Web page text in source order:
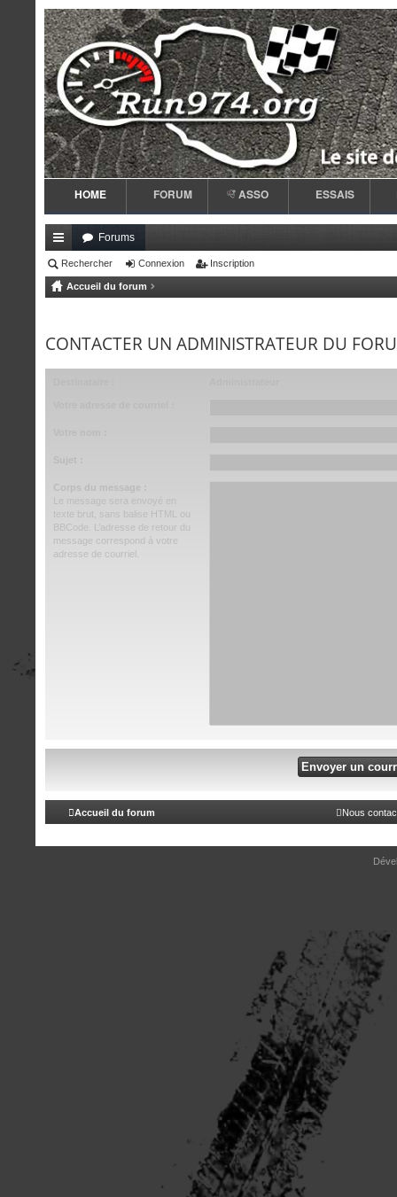
HOME FORUM ASSO ESSAIS
ac
co
ci
s
Forums
Rechercher Connexion Inscription
Accueil du forum
CONTACTER UN ADMINISTRATEUR DU
Corps du message :
Le message sera envoyé en
texte brut, sans balise HTML ou
BBCode. L’adresse de retour du
message correspond à votre
adresse de courriel.
Accueil du forum Nous